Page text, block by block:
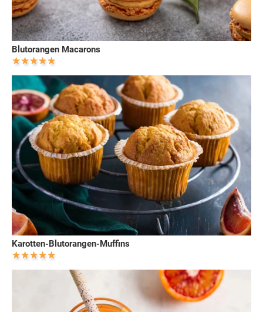
Blutorangen Macarons
Karotten-Blutorangen-Muffins